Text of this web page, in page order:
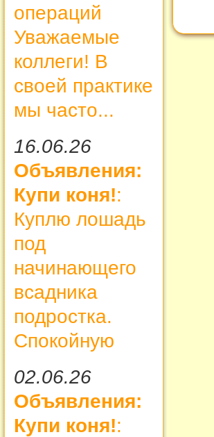
операций
Уважаемые
коллеги! В
своей практике
мы часто...
16.06.26
Объявления:
Купи коня!:
Куплю лошадь
под
начинающего
всадника
подростка.
Спокойную
02.06.26
Объявления:
Купи коня!: